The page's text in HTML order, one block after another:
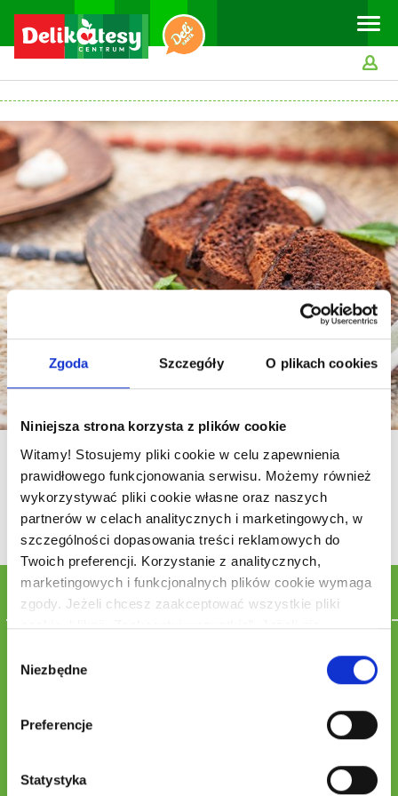
Zgoda Szczegóły O plikach cookies
Niniejsza strona korzysta z plików cookie
Witamy! Stosujemy pliki cookie w celu zapewnienia
prawidłowego funkcjonowania serwisu. Możemy również
wykorzystywać pliki cookie własne oraz naszych
partnerów w celach analitycznych i marketingowych, w
szczególności dopasowania treści reklamowych do
Twoich preferencji. Korzystanie z analitycznych,
marketingowych i funkcjonalnych plików cookie wymaga
zgody. Jeżeli chcesz zaakceptować wszystkie pliki
cookie, kliknij „Zaakceptuj wszystkie”. Jeżeli nie
cookie innych niż niezbędne pliki cookie, kliknij „Odrzuć
wszystkie”. Jeżeli chcesz dostosować swoje zgody dla
nas i naszych partnerów, kliknij „Zarządzaj cookies”.
Pamiętaj, że każdą z wyrażonych zgód możesz wycofać
ustawienia.Korzystanie z plików cookie we wskazanych
zgody
Niezbędne
Preferencje
Statystyka
Toggle
Meksykańskie ciasto czekoladowe
45 8
Składniki
400 g gorzkiej czekolady
6 jajek
300 g mąki
200 ml śmietany